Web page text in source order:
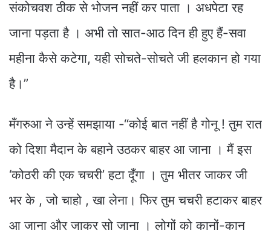
संकोचवश ठीक से भोजन नहीं कर पाता । अधपेटा रह
जाना पड़ता है । अभी तो सात-आठ दिन ही हुए हैं-सवा
महीना कैसे कटेगा, यही सोचते-सोचते जी हलकान हो गया
है।”
मँगरुआ ने उन्हें समझाया -“कोई बात नहीं है गोनू ! तुम रात
को दिशा मैदान के बहाने उठकर बाहर आ जाना । मैं इस
‘कोठरी की एक चचरी’ हटा दूँगा । तुम भीतर जाकर जी
भर के , जो चाहो , खा लेना। फिर तुम चचरी हटाकर बाहर
आ जाना और जाकर सो जाना । लोगों को कानों-कान